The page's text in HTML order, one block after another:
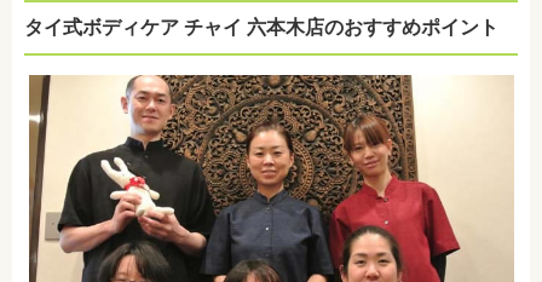
タイ式ボディケア チャイ 六本木店のおすすめポイント